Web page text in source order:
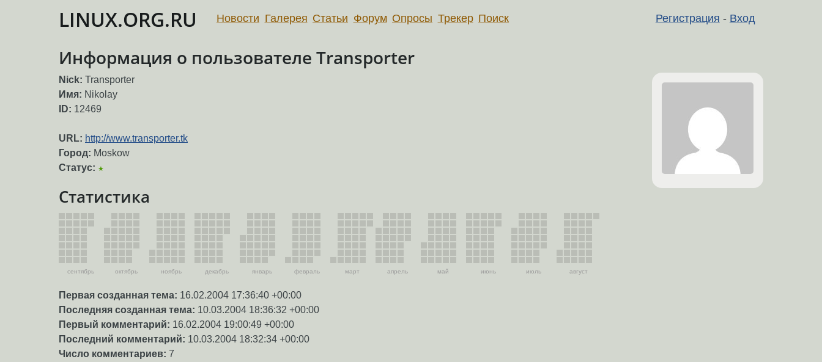
LINUX.ORG.RU Регистрация - Вход
Новости Галерея Статьи Форум Опросы Трекер Поиск
Информация о пользователе Transporter
Nick: Transporter
Имя: Nikolay
ID: 12469
URL: http://www.transporter.tk
Город: Moskow
Статус: ★
Статистика
сентябрь октябрь ноябрь декабрь январь февраль март апрель май июнь июль август
Первая созданная тема: 16.02.2004 17:36:40 +00:00
Последняя созданная тема: 10.03.2004 18:36:32 +00:00
Первый комментарий: 16.02.2004 19:00:49 +00:00
Последний комментарий: 10.03.2004 18:32:34 +00:00
Число комментариев: 7